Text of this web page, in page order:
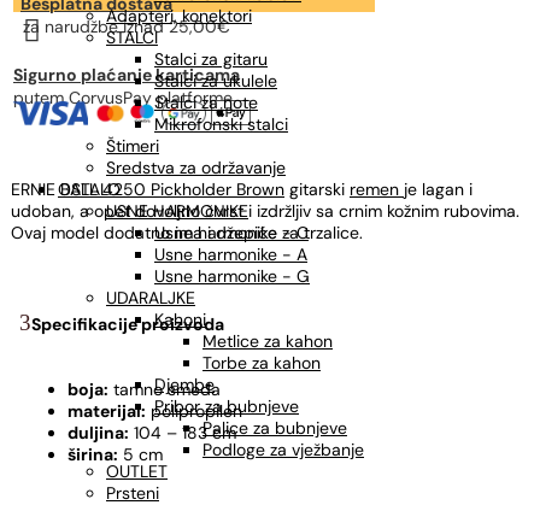
Adapteri, konektori
STALCI
Stalci za gitaru
Stalci za ukulele
Stalci za note
Mikrofonski stalci
Štimeri
Sredstva za održavanje
OSTALO
USNE HARMONIKE
Usne harmonike - C
Usne harmonike - A
Usne harmonike - G
UDARALJKE
Kahoni
Metlice za kahon
Torbe za kahon
Djembe
Pribor za bubnjeve
Palice za bubnjeve
Podloge za vježbanje
OUTLET
Prsteni
za narudžbeiznad 25,00€

Sigurno plaćanje karticama
putem CorvusPay platforme
ERNIE BALL4250 Pickholder Brown gitarski remen je lagan i
udoban, a opet dovoljno čvrst i izdržljiv sa crnim kožnim rubovima.
Ovaj model dodatno ima i džepiće za trzalice.
Specifikacije proizvoda
boja: tamno smeđa
materijal: polipropilen
duljina: 104 – 183 cm
širina: 5 cm